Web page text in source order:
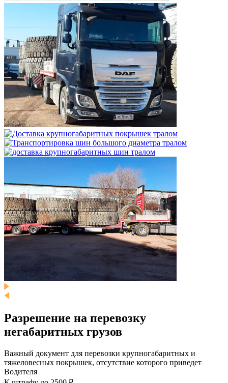
Разрешение на перевозку
негабаритных грузов
Важный документ для перевозки крупногабаритных и
тяжеловесных покрышек, отсутствие которого приведет
Водителя